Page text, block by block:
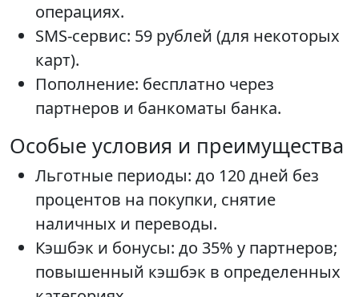
операциях.
SMS-сервис: 59 рублей (для некоторых
карт).
Пополнение: бесплатно через
партнеров и банкоматы банка.
Особые условия и преимущества
Льготные периоды: до 120 дней без
процентов на покупки, снятие
наличных и переводы.
Кэшбэк и бонусы: до 35% у партнеров;
повышенный кэшбэк в определенных